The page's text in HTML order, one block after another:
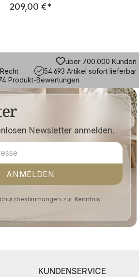
209,00 €*
über 700.000 Kunden
54.693 Artikel sofort lieferbar
Produkt-Bewertungen
Newsletter anmelden.
ANMELDEN
zur Kenntnis
KUNDENSERVICE